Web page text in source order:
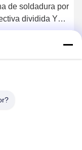
de soldadura por
dividida YS-
PCB SMT